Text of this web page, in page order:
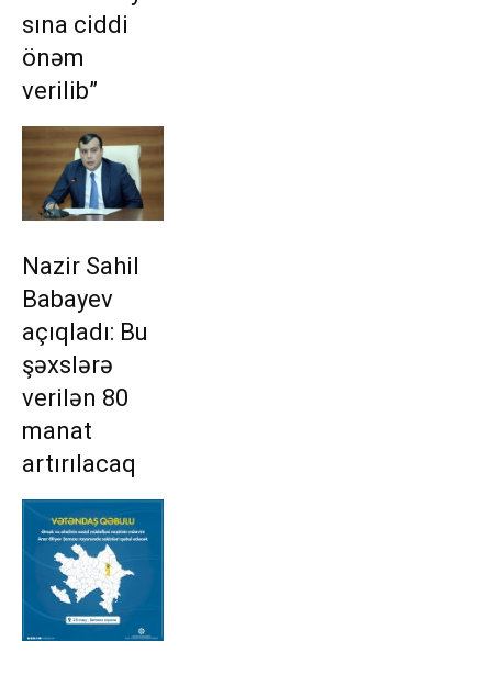
sına ciddi
önəm
verilib”
Nazir Sahil
Babayev
açıqladı: Bu
şəxslərə
verilən 80
manat
artırılacaq